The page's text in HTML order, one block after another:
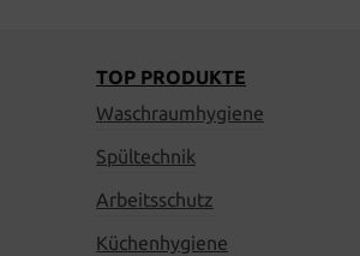
TOP PRODUKTE
Waschraumhygiene
Spültechnik
Arbeitsschutz
Küchenhygiene